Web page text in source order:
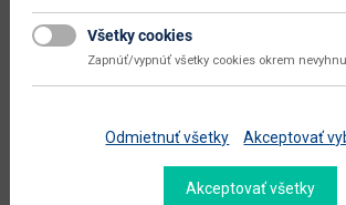
hĺbka sedadla (cm)
výška sedadla (cm) 41
hĺbka plochy na spanie (cm) 200
120 x 200
Všetky cookies
Zapnúť/vypnúť všetky cookies okrem
Odmietnuť všetky Akceptovať
Akceptovať všetky